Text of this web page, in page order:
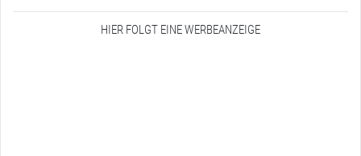
HIER FOLGT EINE WERBEANZEIGE